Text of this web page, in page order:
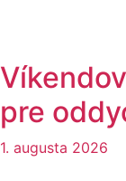
pre
1. augusta 2026